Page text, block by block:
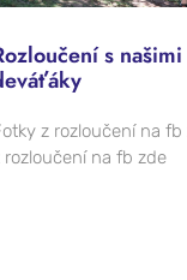
s našimi
z rozloučení na fb
rozloučení na fb zde